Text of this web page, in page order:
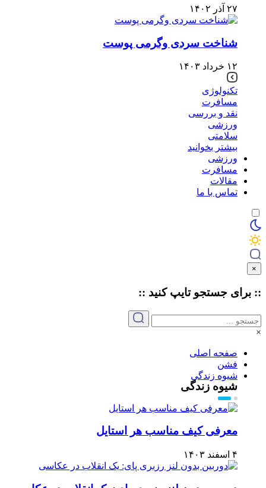
۲۷ آذر ۱۴۰۲
شناخت سردی وگرمی پوست
۱۲ خرداد ۱۴۰۳
تکنولوژی
مسافرت
نقد و بررسی
ورزشی
سلامتی
بیشتر بخوانید
ورزشی
مسافرت
مقالات
تماس با ما
×
:: برای جستجو تایپکنید ::
×
صفحه اصلی
فشن
شیوه زندگی
شیوه زندگی
معرفی کیف مناسب هر استایل
۴ اسفند ۱۴۰۳